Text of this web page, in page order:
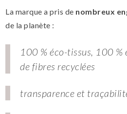
La marque a pris de nombreux
de la planète :
100 % éco-tissus, 100 %
de fibres recyclées
transparence et